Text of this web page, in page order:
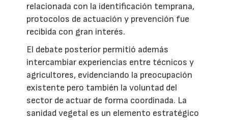
relacionada con la identificación temprana,
protocolos de actuación y prevención fue
recibida con gran interés.
El debate posterior permitió además
intercambiar experiencias entre técnicos y
agricultores, evidenciando la preocupación
existente pero también la voluntad del
sector de actuar de forma coordinada. La
sanidad vegetal es un elemento estratégico